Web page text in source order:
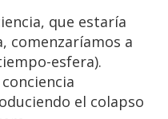
que estaría
comenzaríamos a
esfera).
el colapso